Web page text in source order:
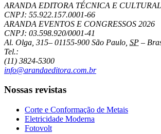
ARANDA EDITORA TÉCNICA E CULTURAL
CNPJ: 55.922.157.0001-66
ARANDA EVENTOS E CONGRESSOS 2026
CNPJ: 03.598.920/0001-41
Al. Olga, 315– 01155-900 São Paulo SP –
Tel.:
(11) 3824-5300
info@arandaeditora.com.br
Nossas revistas
Corte e Conformação de Metais
Eletricidade Moderna
Fotovolt